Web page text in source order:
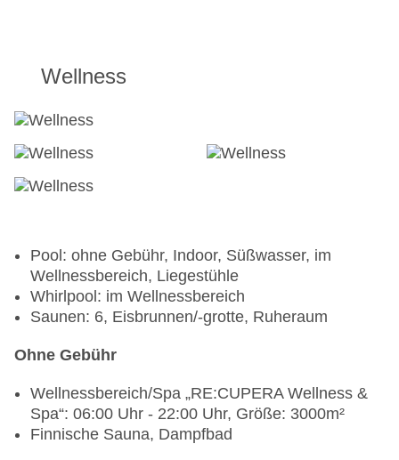
Wellness
Pool: ohne Gebühr, Indoor, Süßwasser, im
Wellnessbereich, Liegestühle
Whirlpool: im Wellnessbereich
Saunen: 6, Eisbrunnen/-grotte, Ruheraum
Ohne Gebühr
Wellnessbereich/Spa „RE:CUPERA Wellness &
Spa“: 06:00 Uhr - 22:00 Uhr, Größe: 3000m²
Finnische Sauna, Dampfbad